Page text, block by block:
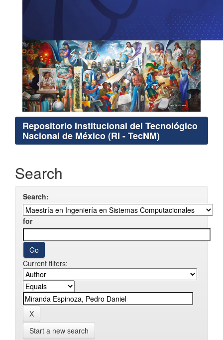
Repositorio Institucional del Tecnológico
Nacional de México (RI - TecNM)
Search
Search:
for
Current filters:
Start a new search